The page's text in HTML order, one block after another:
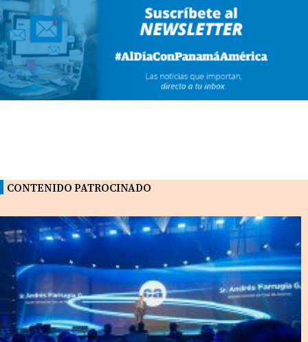
CONTENIDO PATROCINADO